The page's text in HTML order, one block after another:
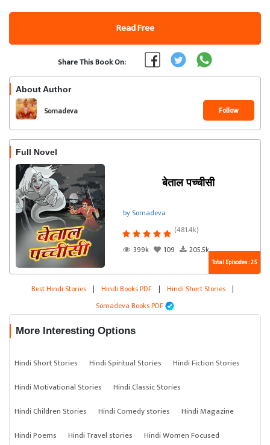
Read Free
Share This Book On:
About Author
Somadeva Follow
Full Novel
बेताल पच्चीसी
by Somadeva
(481.4k)
399k
109 205.5k
Total Episodes : 25
Best Hindi Stories | Hindi Books PDF | Hindi Short Stories |
Somadeva Books PDF
More Interesting Options
Hindi Short Stories Hindi Spiritual Stories
Hindi Fiction Stories
Hindi Motivational Stories
Hindi Classic Stories
Hindi Children Stories
Hindi Comedy stories
Hindi Magazine
Hindi Poems
Hindi Travel stories Hindi Women Focused